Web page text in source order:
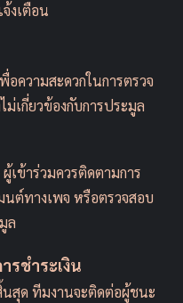
งเตือน
อความสะดวกในการตรวจ
เกี่ยวข้องกับการประมูล
ผู้เข้าร่วมควรติดตามการ
นต์ทางเพจ หรือตรวจสอบ
ล
รชำระเงิน
นสุด ทีมงานจะติดต่อผู้ชนะ